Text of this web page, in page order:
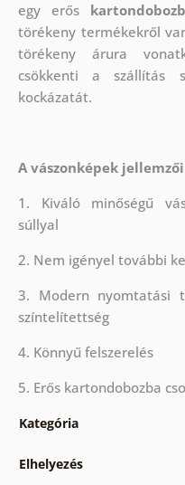
egy erős
törékeny termékekről
törékeny árura
csökkenti a szállítás
kockázatát.
A vászonképek jellemzői
1. Kiváló minőségű
súllyal
2. Nem igényel további
3. Modern nyomtatási
színtelítettség
4. Könnyű felszerelés
5. Erős kartondobozba
Kategória
Elhelyezés